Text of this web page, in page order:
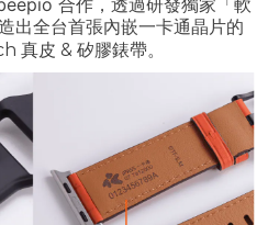
出全台首張內嵌一卡通晶片的
真皮 & 矽膠錶帶。